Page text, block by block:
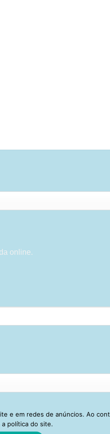
online.
Stripe MasterCardCash
e em redes de anúncios. Ao
política do site.